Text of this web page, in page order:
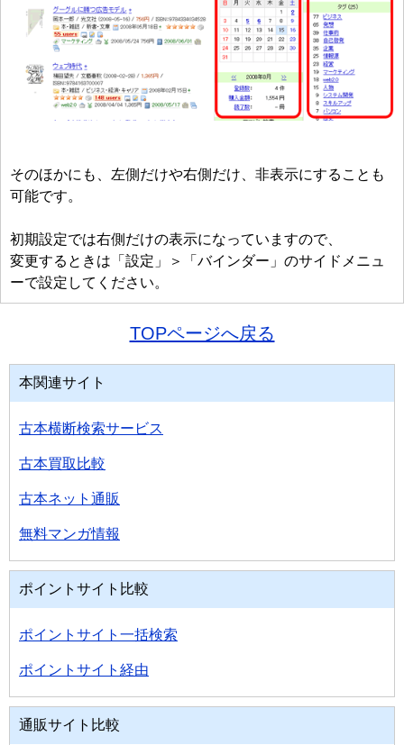
そのほかにも、左側だけや右側だけ、非表示にすることも
可能です。
初期設定では右側だけの表示になっていますので、
変更するときは「設定」＞「バインダー」のサイドメニュ
ーで設定してください。
TOPページへ戻る
本関連サイト
古本横断検索サービス
古本買取比較
古本ネット通販
無料マンガ情報
ポイントサイト比較
ポイントサイト一括検索
ポイントサイト経由
通販サイト比較